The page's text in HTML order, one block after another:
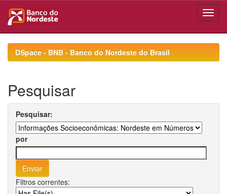
navigationDSpace - BNB - Banco do Nordeste do Brasil
Pesquisar
Pesquisar:
por
Filtros correntes: